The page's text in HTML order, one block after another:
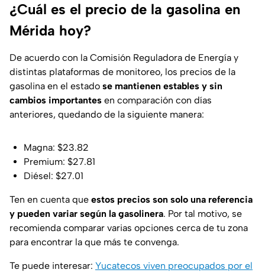
¿Cuál es el precio de la gasolina en
Mérida hoy?
De acuerdo con la Comisión Reguladora de Energía y
distintas plataformas de monitoreo, los precios de la
gasolina en el estado se mantienen estables y sin
cambios importantes en comparación con días
anteriores, quedando de la siguiente manera:
Magna: $23.82
Premium: $27.81
Diésel: $27.01
Ten en cuenta que estos precios son solo una referencia
y pueden variar según la gasolinera. Por tal motivo, se
recomienda comparar varias opciones cerca de tu zona
para encontrar la que más te convenga.
Te puede interesar: Yucatecos viven preocupados por el